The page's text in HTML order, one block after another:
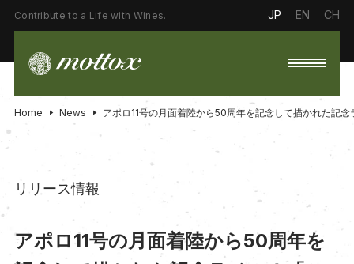
Contribute to a Life with Wines. JP EN CH
Home News アポロ11号の月面着陸から50周年を記念して描かれた記
リリース情報
アポロ11号の月面着陸から50周年を